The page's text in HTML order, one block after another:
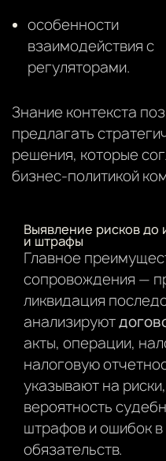
особенности
взаимодействия с
регуляторами.
Знание контекста
предлагать
решения, которые
бизнес-политикой
Выявление рисков
и штрафы
Главное
сопровождения —
ликвидация
анализируют
акты, операции,
налоговую
указывают на
вероятность
штрафов и ошибок
обязательств.